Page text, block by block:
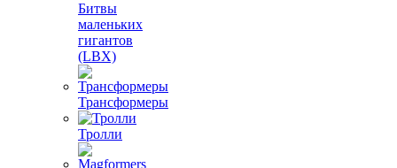
Битвы
маленьких
гигантов
(LBX)
Трансформеры
Тролли